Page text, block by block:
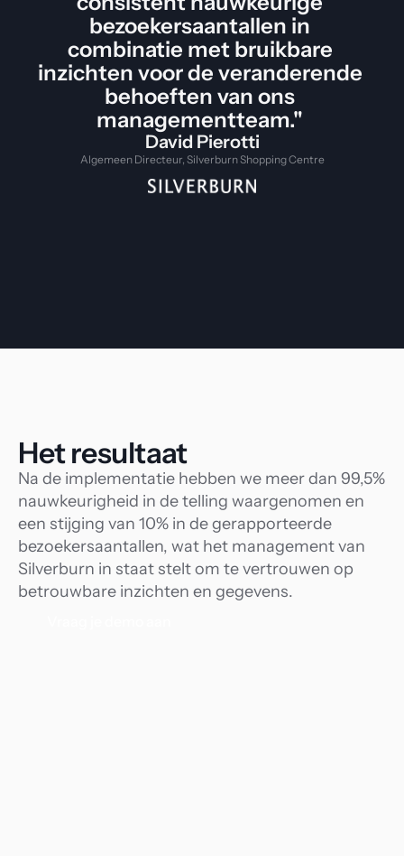
bezoekersaantallen in
combinatie met bruikbare
inzichten voor de veranderende
behoeften van ons
managementteam."
David Pierotti
Algemeen Directeur, Silverburn Shopping Centre
Het resultaat
Na de implementatie hebben we meer dan 99,5%
nauwkeurigheid in de telling waargenomen en
een stijging van 10% in de gerapporteerde
bezoekersaantallen, wat het management van
Silverburn in staat stelt om te vertrouwen op
betrouwbare inzichten en gegevens.